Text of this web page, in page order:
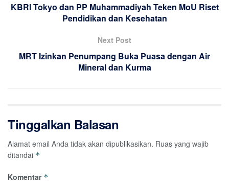
KBRI Tokyo dan PP Muhammadiyah Teken MoU Riset
Pendidikan dan Kesehatan
Next Post
MRT Izinkan Penumpang Buka Puasa dengan Air
Mineral dan Kurma
Tinggalkan Balasan
Alamat email Anda tidak akan dipublikasikan. Ruas yang wajib
ditandai *
Komentar *